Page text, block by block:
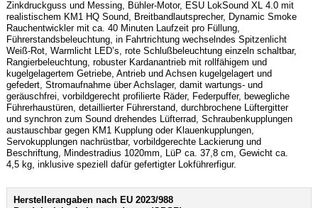
Zinkdruckguss und Messing, Bühler-Motor, ESU LokSound XL 4.0 mit
realistischem KM1 HQ Sound, Breitbandlautsprecher, Dynamic Smoke
Rauchentwickler mit ca. 40 Minuten Laufzeit pro Füllung,
Führerstandsbeleuchtung, in Fahrtrichtung wechselndes Spitzenlicht
Weiß-Rot, Warmlicht LED’s, rote Schlußbeleuchtung einzeln schaltbar,
Rangierbeleuchtung, robuster Kardanantrieb mit rollfähigem und
kugelgelagertem Getriebe, Antrieb und Achsen kugelgelagert und
gefedert, Stromaufnahme über Achslager, damit wartungs- und
geräuschfrei, vorbildgerecht profilierte Räder, Federpuffer, bewegliche
Führerhaustüren, detaillierter Führerstand, durchbrochene Lüftergitter
und synchron zum Sound drehendes Lüfterrad, Schraubenkupplungen
austauschbar gegen KM1 Kupplung oder Klauenkupplungen,
Servokupplungen nachrüstbar, vorbildgerechte Lackierung und
Beschriftung, Mindestradius 1020mm, LüP ca. 37,8 cm, Gewicht ca.
4,5 kg, inklusive speziell dafür gefertigter Lokführerfigur.
Herstellerangaben nach EU 2023/988